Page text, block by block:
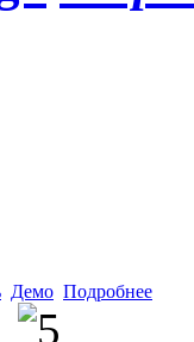
Демо Подробнее